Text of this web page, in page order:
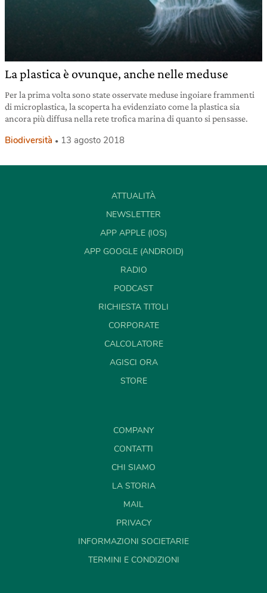
La plastica è ovunque, anche nelle meduse
Per la prima volta sono state osservate meduse ingoiare frammenti
di microplastica, la scoperta ha evidenziato come la plastica sia
ancora più diffusa nella rete trofica marina di quanto si pensasse.
Biodiversità 13 agosto 2018
ATTUALITÀ
NEWSLETTER
APP APPLE (IOS)
APP GOOGLE (ANDROID)
RADIO
PODCAST
RICHIESTA TITOLI
CORPORATE
CALCOLATORE
AGISCI ORA
STORE
COMPANY
CONTATTI
CHI SIAMO
LA STORIA
MAIL
PRIVACY
INFORMAZIONI SOCIETARIE
TERMINI E CONDIZIONI